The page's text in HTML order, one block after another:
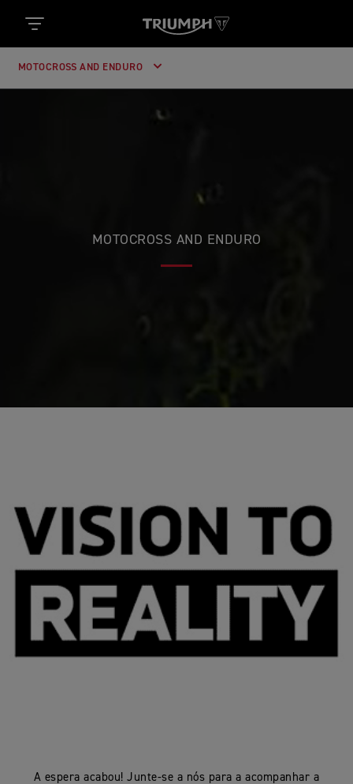
MOTOCROSS AND ENDURO
MOTOCROSS AND ENDURO
A espera acabou! Junte-se a nós para a acompanhar a